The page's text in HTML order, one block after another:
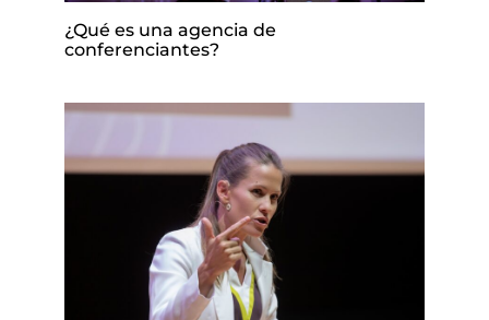
¿Qué es una agencia de
conferenciantes?